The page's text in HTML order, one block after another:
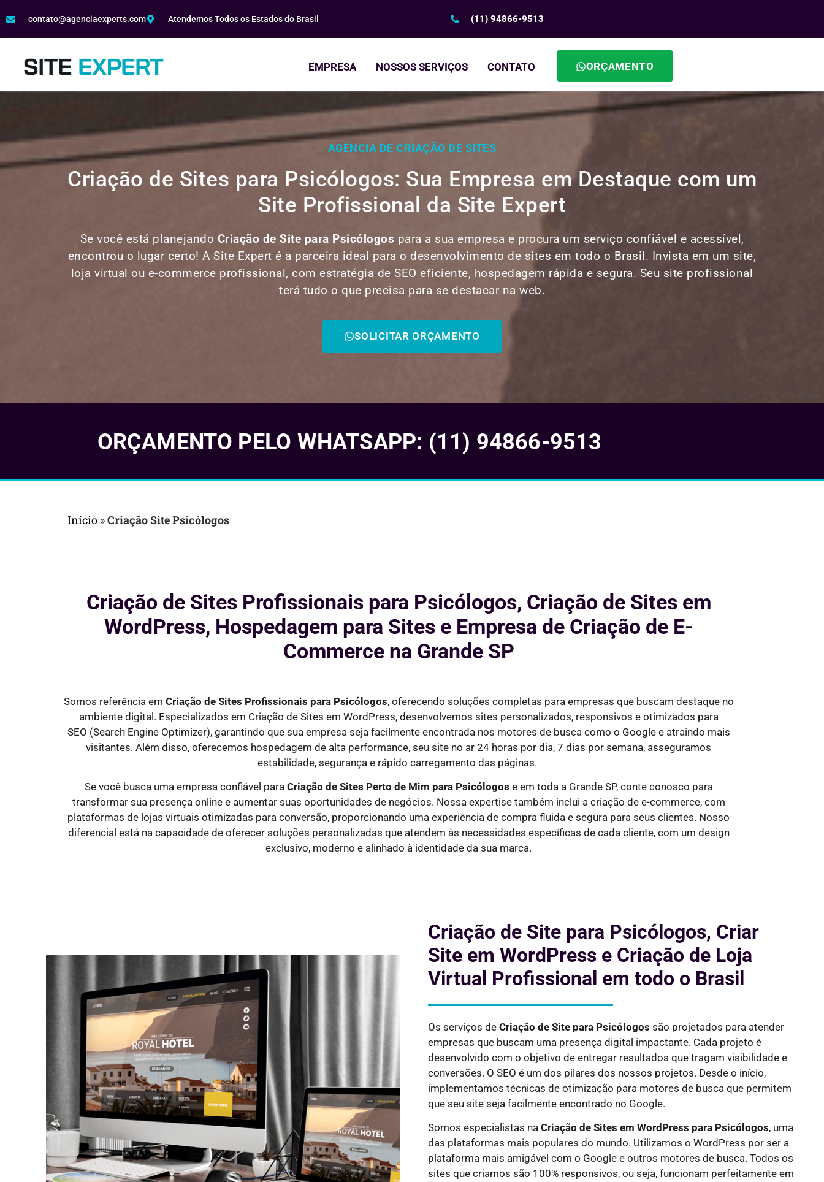
contato@agenciaexperts.com Atendemos Todos os Estados do Brasil (11) 94866-9513
EMPRESA NOSSOS SERVIÇOS CONTATO ORÇAMENTO
AGÊNCIA DE CRIAÇÃO DE SITES
Criação de Sites para Psicólogos: Sua Empresa em Destaque com um
Site Profissional da Site Expert
Se você está planejando Criação de Site para Psicólogos para a sua empresa e procura um serviço confiável e acessível,
encontrou o lugar certo! A Site Expert é a parceira ideal para o desenvolvimento de sites em todo o Brasil. Invista em um site,
loja virtual ou e-commerce profissional, com estratégia de SEO eficiente, hospedagem rápida e segura. Seu site profissional
terá tudo o que precisa para se destacar na web.
SOLICITAR ORÇAMENTO
ORÇAMENTO PELO WHATSAPP: (11) 94866-9513
Início »Criação Site Psicólogos
Criação de Sites Profissionais para Psicólogos, Criação de Sites em
WordPress, Hospedagem para Sites e Empresa de Criação de E-
Commerce na Grande SP
Somos referência em Criação de Sites Profissionais para Psicólogos, oferecendo soluções completas para empresas que buscam destaque no
ambiente digital. Especializados em Criação de Sites em WordPress, desenvolvemos sites personalizados, responsivos e otimizados para
SEO (Search Engine Optimizer), garantindo que sua empresa seja facilmente encontrada nos motores de busca como o Google e atraindo mais
visitantes. Além disso, oferecemos hospedagem de alta performance, seu site no ar 24 horas por dia, 7 dias por semana, asseguramos
estabilidade, segurança e rápido carregamento das páginas.
Se você busca uma empresa confiável para Criação de Sites Perto de Mim para Psicólogos e em toda a Grande SP, conte conosco para
transformar sua presença online e aumentar suas oportunidades de negócios. Nossa expertise também inclui a criação de e-commerce, com
plataformas de lojas virtuais otimizadas para conversão, proporcionando uma experiência de compra fluida e segura para seus clientes. Nosso
diferencial está na capacidade de oferecer soluções personalizadas que atendem às necessidades específicas de cada cliente, com um design
exclusivo, moderno e alinhado à identidade da sua marca.
Criação de Site para Psicólogos, Criar
Site em WordPress e Criação de Loja
Virtual Profissional em todo o Brasil
Os serviços de Criação de Site para Psicólogos são projetados para atender
empresas que buscam uma presença digital impactante. Cada projeto é
desenvolvido com o objetivo de entregar resultados que tragam visibilidade e
conversões. O SEO é um dos pilares dos nossos projetos. Desde o início,
implementamos técnicas de otimização para motores de busca que permitem
que seu site seja facilmente encontrado no Google.
Somos especialistas na Criação de Sites em WordPress para Psicólogos, uma
das plataformas mais populares do mundo. Utilizamos o WordPress por ser a
plataforma mais amigável com o Google e outros motores de busca. Todos os
sites que criamos são 100% responsivos, ou seja, funcionam perfeitamente em